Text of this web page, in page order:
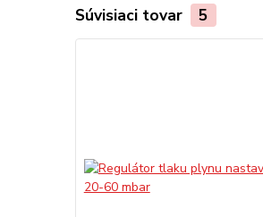
Súvisiaci tovar 5